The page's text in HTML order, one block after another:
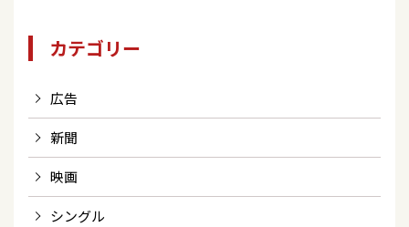
カテゴリー
広告
新聞
映画
シングル